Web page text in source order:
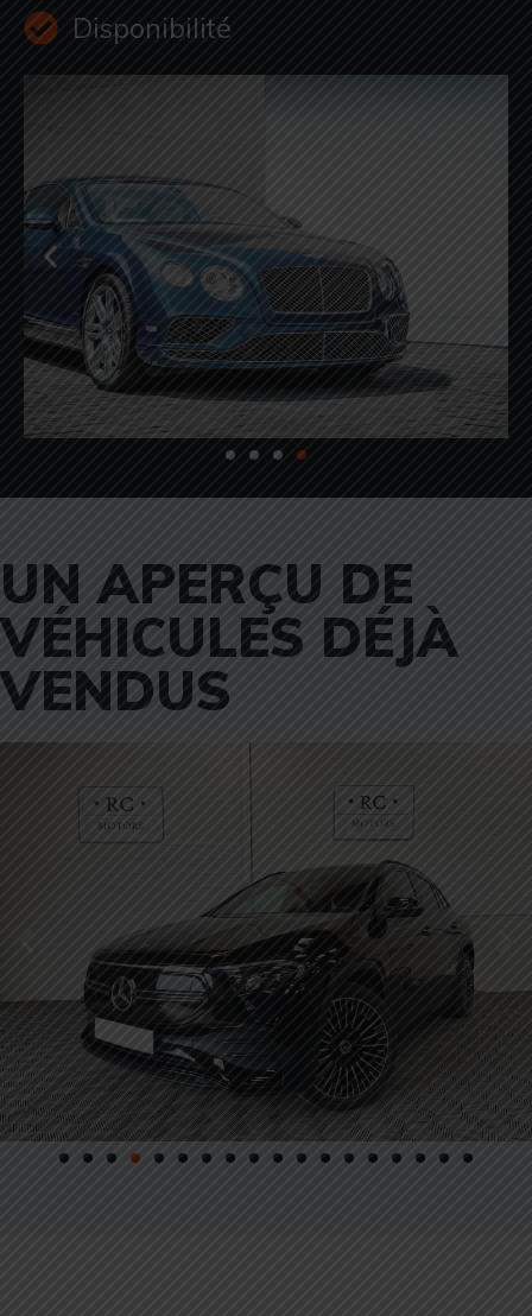
Disponibilité
UN APERÇU DE
VÉHICULES DÉJÀ
VENDUS